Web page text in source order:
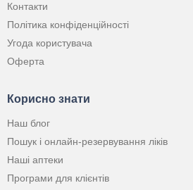
Контакти
Політика конфіденційності
Угода користувача
Оферта
Корисно знати
Наш блог
Пошук і онлайн-резервування ліків
Наші аптеки
Програми для клієнтів